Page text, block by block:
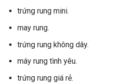
trứng rung mini.
may rung.
trứng rung không dây.
máy rung tình yêu.
trứng rung giá rẻ.